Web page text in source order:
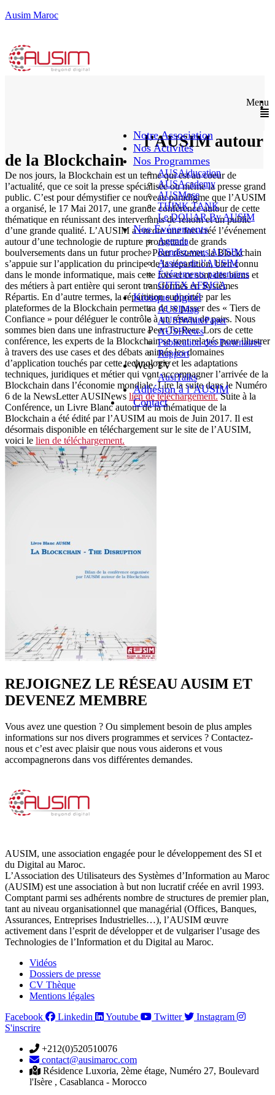
Ausim Maroc
Menu
Notre Association
Nos Activités
Nos Programmes
AUSAiducation
AUSAcademy
AUSMose
THINK TANK
Le DOUAR By AUSIM
Nos Événements
Agenda
Rendez-vous AUSIM
Assises de l’AUSIM
Événements partenaires
GITEX AFRICA
Kiosque digital
AUSIMag
AUSIWhitePaper
AUSINews
Publication des Partenaires
Rapport
Web TV
AusiTalks
Adhésion à l’AUSIM
Contact
La Blockchain – The Disruption :
le 17 Mai 2017 par l’AUSIM autour
de la Blockchain
De nos jours, la Blockchain est un terme qui est au coeur de
l’actualité, que ce soit la presse spécialisée ou même la presse grand
public. C’est pour démystifier ce nouveau paradigme que l’AUSIM
a organisé, le 17 Mai 2017, une grande conférence autour de cette
thématique en réunissant des intervenants de renom et un public
d’une grande qualité. L’AUSIM a encore une fois créé l’événement
autour d’une technologie de rupture promettant de grands
boulversements dans un futur proche. Pour résumer, la Blockchain
s’appuie sur l’application du principe de la répartition, bien connu
dans le monde informatique, mais cette fois-ci ce sont des biens et
des métiers à part entière qui seront transformés en Systèmes
Répartis. En d’autre termes, la répartition supportée par les
plateformes de la Blockchain permettra de se passer des « Tiers de
Confiance » pour déléguer le contrôle à un réseau de pairs. Nous
sommes bien dans une infrastructure Peer-To-Peer. Lors de cette
conférence, les experts de la Blockchain se sont relayés pour illustrer
à travers des use cases et des débats animés les domaines
d’application touchés par cette technologie et les adaptations
techniques, juridiques et métier qui vont accompagner l’arrivée de la
Blockchain dans l’économie mondiale. Lire la suite dans le Numéro
6 de la NewsLetter AUSINews lien de téléchargement.Suite à la
Conférence, un Livre Blanc autour de la thématique de la
Blockchain a été édité par l’AUSIM au mois de Juin 2017. Il est
désormais disponible en téléchargement sur le site de l’AUSIM,
voici le lien de téléchargement.
REJOIGNEZ LE RÉSEAU AUSIM ET
DEVENEZ MEMBRE
Vous avez une question ? Ou simplement besoin de plus amples
informations sur nos divers programmes et services ? Contactez-
nous et c’est avec plaisir que nous vous aiderons et vous
accompagnerons dans vos différentes demandes.
AUSIM, une association engagée pour le développement des SI et
du Digital au Maroc.
L’Association des Utilisateurs des Systèmes d’Information au Maroc
(AUSIM) est une association à but non lucratif créée en avril 1993.
Comptant parmi ses adhérents nombre de structures de premier plan,
tant au niveau organisationnel que managérial (Offices, Banques,
Assurances, Entreprises Industrielles…), l’AUSIM œuvre
activement dans l’esprit de développer et de vulgariser l’usage des
Technologies de l’Information et du Digital au Maroc.
Vidéos
Dossiers de presse
CV Thèque
Mentions légales
Facebook
Linkedin Youtube Twitter
Instagram
S'inscrire
+212(0)520510076
contact@ausimaroc.com
Résidence Luxoria, 2ème étage, Numéro 27, Boulevard
l'Isère , Casablanca - Morocco